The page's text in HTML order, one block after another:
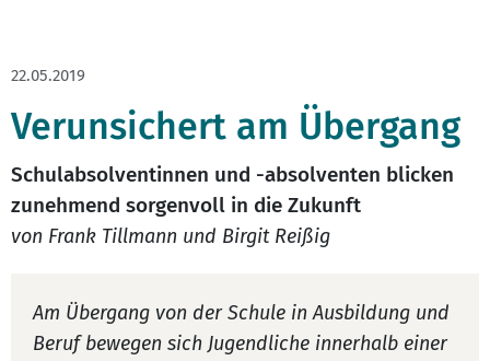
22.05.2019
Verunsichert am Übergang
Schulabsolventinnen und -absolventen blicken
zunehmend sorgenvoll in die Zukunft
von Frank Tillmann und Birgit Reißig
Am Übergang von der Schule in Ausbildung und
Beruf bewegen sich Jugendliche innerhalb einer